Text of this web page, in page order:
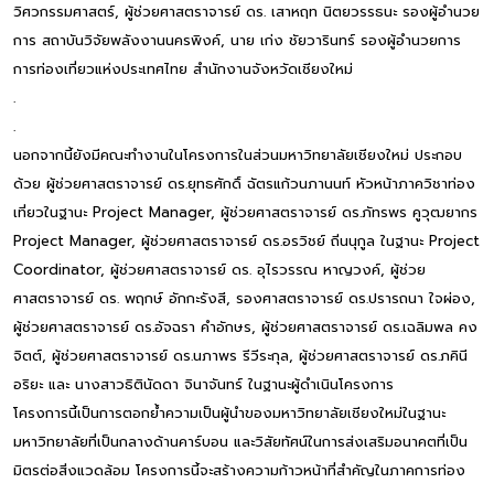
วิศวกรรมศาสตร์, ผู้ช่วยศาสตราจารย์ ดร. เสาหฤท นิตยวรรธนะ รองผู้อำนวย
การ สถาบันวิจัยพลังงานนครพิงค์, นาย เก่ง ชัยวารินทร์ รองผู้อำนวยการ
การท่องเที่ยวแห่งประเทศไทย สำนักงานจังหวัดเชียงใหม่
.
.
นอกจากนี้ยังมีคณะทำงานในโครงการในส่วนมหาวิทยาลัยเชียงใหม่ ประกอบ
ด้วย ผู้ช่วยศาสตราจารย์ ดร.ยุทธศักดิ์ ฉัตรแก้วนภานนท์ หัวหน้าภาควิชาท่อง
เที่ยวในฐานะ Project Manager, ผู้ช่วยศาสตราจารย์ ดร.ภัทรพร คูวุฒยากร
Project Manager, ผู้ช่วยศาสตราจารย์ ดร.อรวิชย์ ถิ่นนุกูล ในฐานะ Project
Coordinator, ผู้ช่วยศาสตราจารย์ ดร. อุไรวรรณ หาญวงค์, ผู้ช่วย
ศาสตราจารย์ ดร. พฤกษ์ อักกะรังสี, รองศาสตราจารย์ ดร.ปรารถนา ใจผ่อง,
ผู้ช่วยศาสตราจารย์ ดร.อัจฉรา คำอักษร, ผู้ช่วยศาสตราจารย์ ดร.เฉลิมพล คง
จิตต์, ผู้ช่วยศาสตราจารย์ ดร.นภาพร รีวีระกุล, ผู้ช่วยศาสตราจารย์ ดร.ภคินี
อริยะ และ นางสาวธิตินัดดา จินาจันทร์ ในฐานะผู้ดำเนินโครงการ
โครงการนี้เป็นการตอกย้ำความเป็นผู้นำของมหาวิทยาลัยเชียงใหม่ในฐานะ
มหาวิทยาลัยที่เป็นกลางด้านคาร์บอน และวิสัยทัศน์ในการส่งเสริมอนาคตที่เป็น
มิตรต่อสิ่งแวดล้อม โครงการนี้จะสร้างความก้าวหน้าที่สำคัญในภาคการท่อง